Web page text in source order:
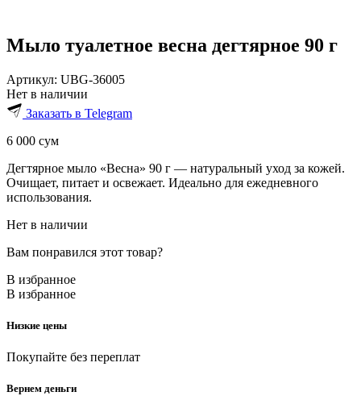
Мыло туалетное весна дегтярное 90 г
Артикул: UBG-36005
Нет в наличии
Заказать в Telegram
6 000 сум
Дегтярное мыло «Весна» 90 г — натуральный уход за кожей.
Очищает, питает и освежает. Идеально для ежедневного
использования.
Нет в наличии
Вам понравился этот товар?
В избранное
В избранное
Низкие цены
Покупайте без переплат
Вернем деньги